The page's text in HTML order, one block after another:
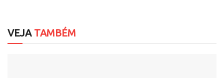
VEJATAMBÉM